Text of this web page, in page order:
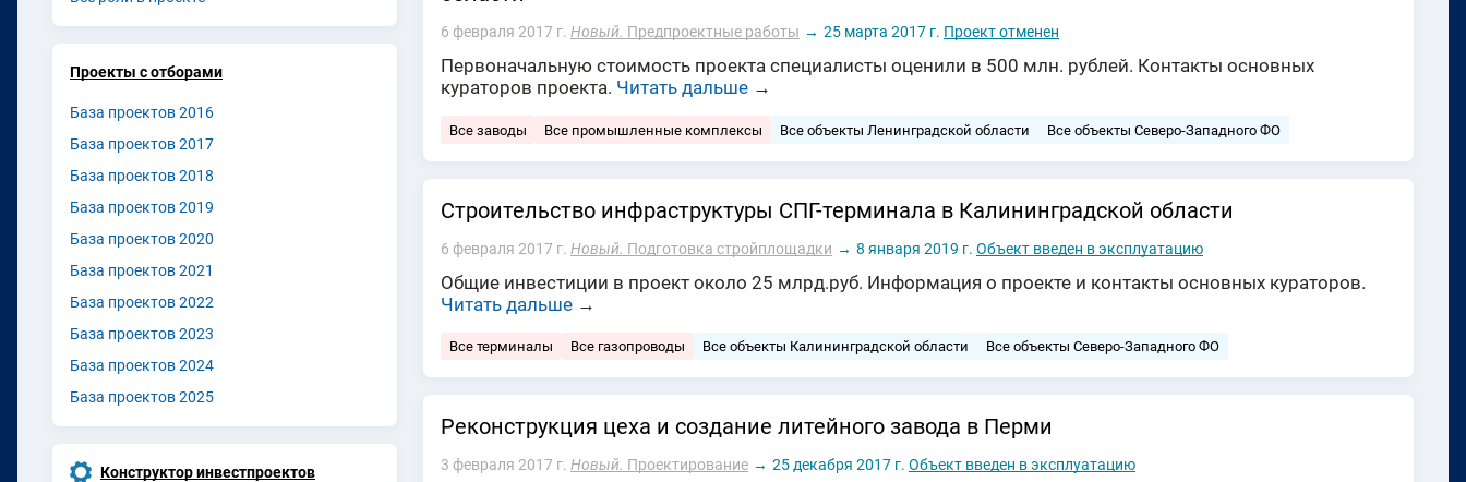
Проекты с отборами
База проектов 2016
База проектов 2017
База проектов 2018
База проектов 2019
База проектов 2020
База проектов 2021
База проектов 2022
База проектов 2023
База проектов 2024
База проектов 2025
Конструктор инвестпроектов
6 февраля 2017 г. Новый. Предпроектные работы → 25 марта 2017 г. Проект отменен
Первоначальную стоимость проекта специалисты оценили в 500 млн. рублей. Контакты основных
кураторов проекта. Читать дальше →
Все заводы Все промышленные комплексы Все объекты Ленинградской области Все объекты Северо-Западного ФО
Строительство инфраструктуры СПГ-терминала в Калининградской области
6 февраля 2017 г. Новый. Подготовка стройплощадки → 8 января 2019 г. Объект введен в эксплуатацию
Общие инвестиции в проект около 25 млрд.руб. Информация о проекте и контакты основных кураторов.
Читать дальше →
Все терминалы Все газопроводы Все объекты Калининградской области Все объекты Северо-Западного ФО
Реконструкция цеха и создание литейного завода в Перми
3 февраля 2017 г. Новый. Проектирование → 25 декабря 2017 г. Объект введен в эксплуатацию